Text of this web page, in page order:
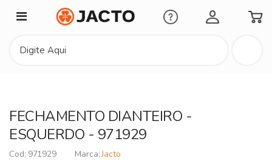
Minha Conta
FECHAMENTO DIANTEIRO -
ESQUERDO - 971929
971929 Jacto